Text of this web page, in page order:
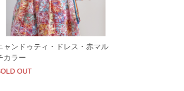
ャンドゥティ・ドレス・赤マル
カラー
OUT